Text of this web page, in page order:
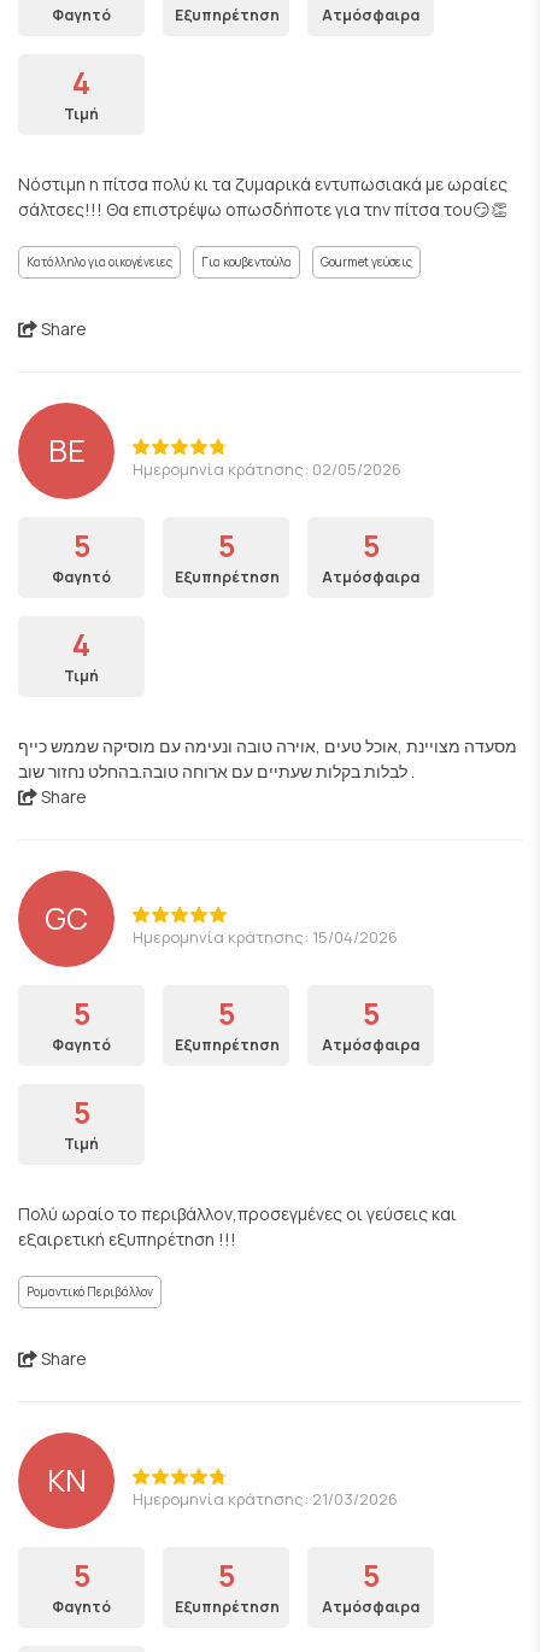
Φαγητό Εξυπηρέτηση Ατμόσφαιρα
4
Τιμή
Νόστιμη η πίτσα πολύ κι τα ζυμαρικά εντυπωσιακά με ωραίες
σάλτσες!!! Θα επιστρέψω οπωσδήποτε για την πίτσα του😏👏
Κατάλληλο για οικογένειες Για κουβεντούλα Gourmet γεύσεις
Share
BE Ημερομηνία κράτησης: 02/05/2026
5
Φαγητό
5
Εξυπηρέτηση
5
Ατμόσφαιρα
4
Τιμή
מסעדה מצויינת ,אוכל טעים ,אוירה טובה ונעימה עם מוסיקה שממש כייף
לבלות בקלות שעתיים עם ארוחה טובה.בהחלט נחזור שוב .
Share
GC Ημερομηνία κράτησης: 15/04/2026
5
Φαγητό
5
Εξυπηρέτηση
5
Ατμόσφαιρα
5
Τιμή
Πολύ ωραίο το περιβάλλον,προσεγμένες οι γεύσεις και
εξαιρετική εξυπηρέτηση !!!
Ρομαντικό Περιβάλλον
Share
KN Ημερομηνία κράτησης: 21/03/2026
5
Φαγητό
5
Εξυπηρέτηση
5
Ατμόσφαιρα